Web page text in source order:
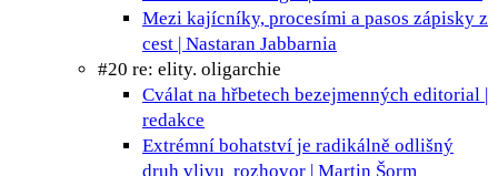
Mezi kajícníky, procesími a pasos zápisky z
cest | Nastaran Jabbarnia
#20 re: elity. oligarchie
Cválat na hřbetech bezejmenných editorial |
redakce
Extrémní bohatství je radikálně odlišný
druh vlivu rozhovor | Martin Šorm